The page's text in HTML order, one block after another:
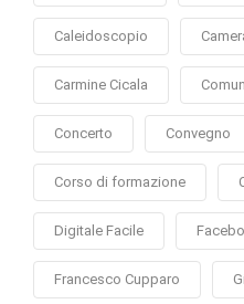
Caleidoscopio
Carmine Cicala
Concerto Convegno
Corso di formazione
Digitale Facile
Francesco Cupparo